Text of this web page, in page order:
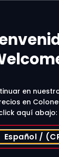
in one of
en
en
aquí abajo:
Español /